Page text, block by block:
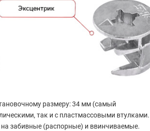
размеру: 34 мм (самый
так и с пластмассовыми втулками.
забивные (распорные) и ввинчиваемые.